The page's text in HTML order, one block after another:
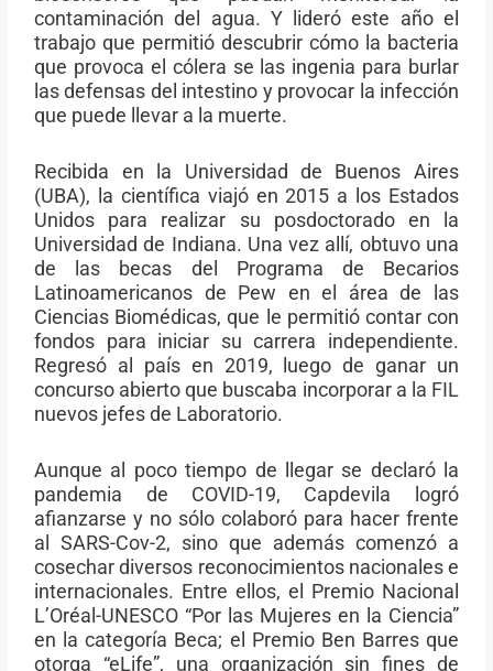
contaminación del agua. Y lideró este año el
trabajo que permitió descubrir cómo la bacteria
que provoca el cólera se las ingenia para burlar
las defensas del intestino y provocar la infección
que puede llevar a la muerte.
Recibida en la Universidad de Buenos Aires
(UBA), la científica viajó en 2015 a los Estados
Unidos para realizar su posdoctorado en la
Universidad de Indiana. Una vez allí, obtuvo una
de las becas del Programa de Becarios
Latinoamericanos de Pew en el área de las
Ciencias Biomédicas, que le permitió contar con
fondos para iniciar su carrera independiente.
Regresó al país en 2019, luego de ganar un
concurso abierto que buscaba incorporar a la FIL
nuevos jefes de Laboratorio.
Aunque al poco tiempo de llegar se declaró la
pandemia de COVID-19, Capdevila logró
afianzarse y no sólo colaboró para hacer frente
al SARS-Cov-2, sino que además comenzó a
cosechar diversos reconocimientos nacionales e
internacionales. Entre ellos, el Premio Nacional
L’Oréal-UNESCO “Por las Mujeres en la Ciencia”
en la categoría Beca; el Premio Ben Barres que
otorga “eLife”, una organización sin fines de